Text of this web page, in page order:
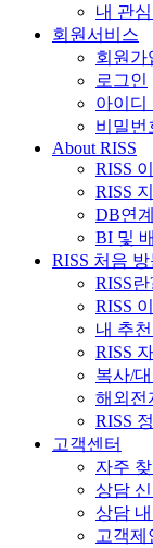
내 관
회원서비스
회원가
로그인
아이디
비밀번
About RISS
RISS
RISS
DB연
BI 및
RISS 처음
RISS란
RISS
내 추
RISS
복사/
해외전
RISS
고객센터
자주
상담
상담
고객제